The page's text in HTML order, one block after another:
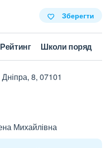
Зберегти
Рейтинг Школи поряд
Дніпра, 8, 07101
Михайлівна